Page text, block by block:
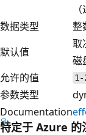
数据类型
整
默认值
取
磁
允许的值
1-
参数类型
Documentation
特定于 Azure 的